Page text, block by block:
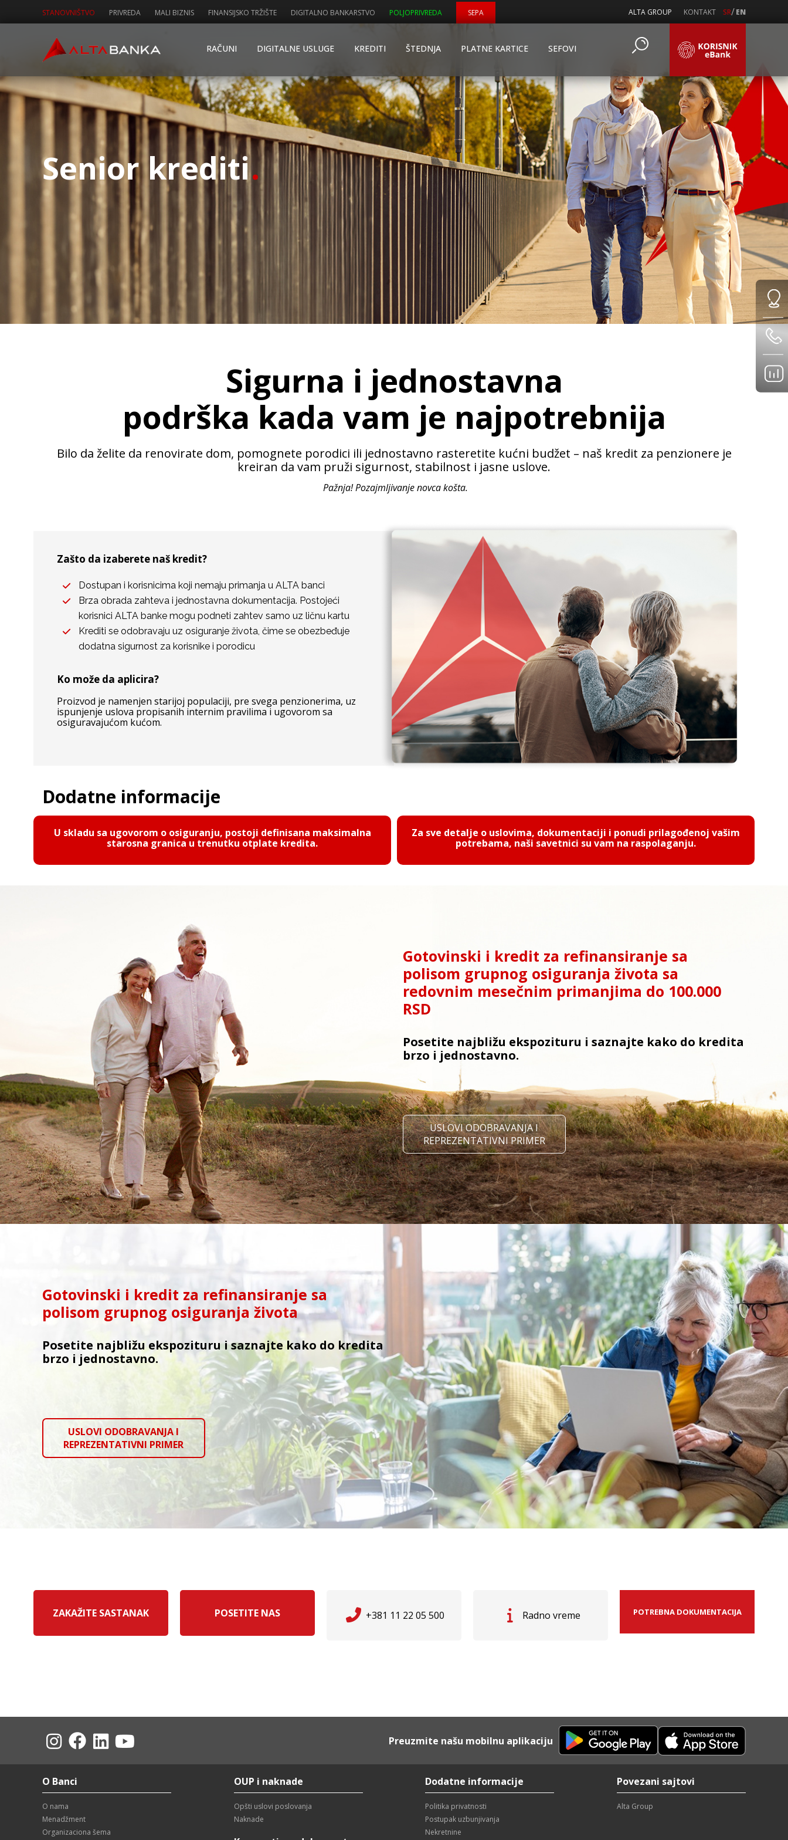
STANOVNIŠTVO PRIVREDA MALI BIZNIS FINANSIJSKO TRŽIŠTE DIGITALNO BANKARSTVO POLJOPRIVREDA SEPA ALTA GROUP KONTAKT SR/EN
RAČUNI DIGITALNE USLUGE KREDITI ŠTEDNJA PLATNE KARTICE SEFOVI
Senior krediti
Sigurna i jednostavna
podrška kada vam je najpotrebnija
Bilo da želite da renovirate dom, pomognete porodici ili jednostavno rasteretite kućni budžet – naš kredit za penzionere je
kreiran da vam pruži sigurnost, stabilnost i jasne uslove.
Pažnja! Pozajmljivanje novca košta.
Zašto da izaberete naš kredit?
Dostupan i korisnicima koji nemaju primanja u ALTA banci
Brza obrada zahteva i jednostavna dokumentacija. Postojeći
korisnici ALTA banke mogu podneti zahtev samo uz ličnu kartu
Krediti se odobravaju uz osiguranje života, čime se obezbeđuje
dodatna sigurnost za korisnike i porodicu
Ko može da aplicira?
Proizvod je namenjen starijoj populaciji, pre svega penzionerima, uz
ispunjenje uslova propisanih internim pravilima i ugovorom sa
osiguravajućom kućom.
Dodatne informacije
U skladu sa ugovorom o osiguranju, postoji definisana maksimalna
starosna granica u trenutku otplate kredita.
Za sve detalje o uslovima, dokumentaciji i ponudi prilagođenoj vašim
potrebama, naši savetnici su vam na raspolaganju.
Gotovinski i kredit za refinansiranje sa
polisom grupnog osiguranja života sa
redovnim mesečnim primanjima do 100.000
RSD
Posetite najbližu ekspozituru i saznajte kako do kredita
brzo i jednostavno.
USLOVI ODOBRAVANJA I
REPREZENTATIVNI PRIMER
Gotovinski i kredit za refinansiranje sa
polisom grupnog osiguranja života
Posetite najbližu ekspozituru i saznajte kako do kredita
brzo i jednostavno.
USLOVI ODOBRAVANJA I
REPREZENTATIVNI PRIMER
ZAKAŽITE SASTANAK POSETITE NAS +381 11 22 05 500 Radno vreme POTREBNA DOKUMENTACIJA
Preuzmite našu mobilnu aplikaciju
O Banci
O nama
Menadžment
Organizaciona šema
OUP i naknade
Opšti uslovi poslovanja
Naknade
Dodatne informacije
Politika privatnosti
Postupak uzbunjivanja
Nekretnine
Povezani sajtovi
Alta Group